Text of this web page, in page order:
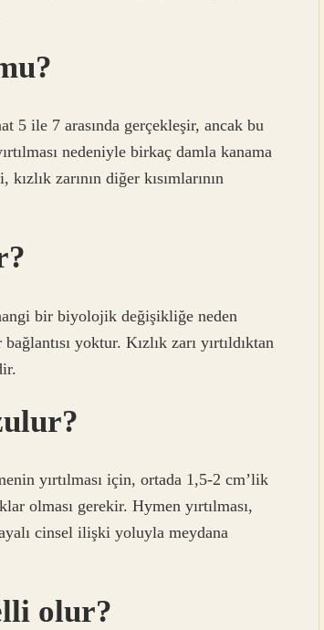
5 ile 7 arasında gerçekleşir, ancak bu
nedeniyle birkaç damla kanama
zarının diğer kısımlarının
bir biyolojik değişikliğe neden
yoktur. Kızlık zarı yırtıldıktan
yırtılması için, ortada 1,5-2 cm’lik
olması gerekir. Hymen yırtılması,
cinsel ilişki yoluyla meydana
olur?